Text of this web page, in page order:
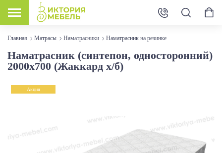
Главная Матрасы Наматрасники Наматрасник на резинке
Наматрасник (синтепон, односторонний)
2000х700 (Жаккард х/б)
Акция